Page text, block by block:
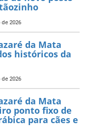
2026
da Mata
históricos da
2026
da Mata
ponto fixo de
para cães e